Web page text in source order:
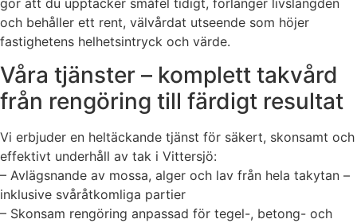
och behåller ett rent, välvårdat utseende som höjer
fastighetens helhetsintryck och värde.
Våra tjänster – komplett takvård
från rengöring till färdigt resultat
Vi erbjuder en heltäckande tjänst för säkert, skonsamt och
effektivt underhåll av tak i Vittersjö:
– Avlägsnande av mossa, alger och lav från hela takytan –
inklusive svåråtkomliga partier
– Skonsam rengöring anpassad för tegel-, betong- och